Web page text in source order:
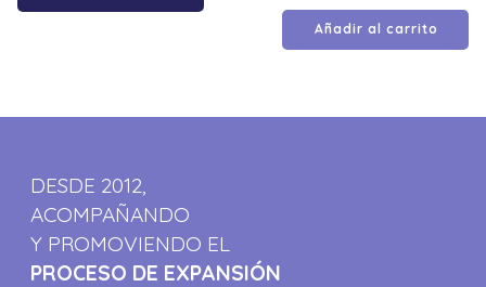
Añadir al carrito
DESDE 2012,
ACOMPAÑANDO
Y PROMOVIENDO EL
PROCESO DE EXPANSIÓN